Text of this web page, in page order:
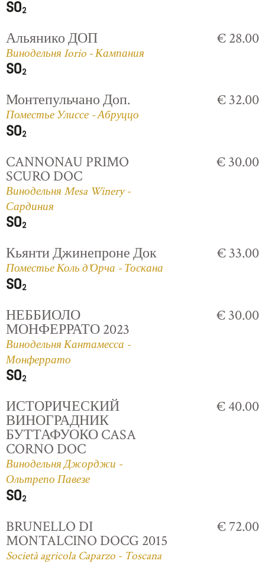
Альянико ДОП
Винодельня Iorio - Кампания
€ 28.00
Монтепульчано Доп.
Поместье Улиссе - Абруццо
€ 32.00
CANNONAU PRIMO
SCURO DOC
Винодельня Mesa Winery -
Сардиния
€ 30.00
Кьянти Джинепроне Док
Поместье Коль д'Орча - Тоскана
€ 33.00
НЕББИОЛО
МОНФЕРРАТО 2023
Винодельня Кантамесса -
Монферрато
€ 30.00
ИСТОРИЧЕСКИЙ
ВИНОГРАДНИК
БУТТАФУОКО CASA
CORNO DOC
Винодельня Джорджи -
Ольтрепо Павезе
€ 40.00
BRUNELLO DI
MONTALCINO DOCG 2015
Società agricola Caparzo - Toscana
€ 72.00